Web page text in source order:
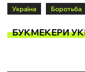
Україна Боротьба
БУКМЕКЕРИ